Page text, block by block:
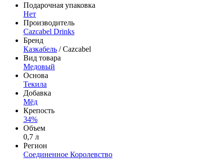
Подарочная упаковка
Нет
Производитель
Cazcabel Drinks
Бренд
Казкабель / Cazcabel
Вид товара
Медовый
Основа
Текила
Добавка
Мёд
Крепость
34%
Объем
0,7 л
Регион
Соединенное Королевство